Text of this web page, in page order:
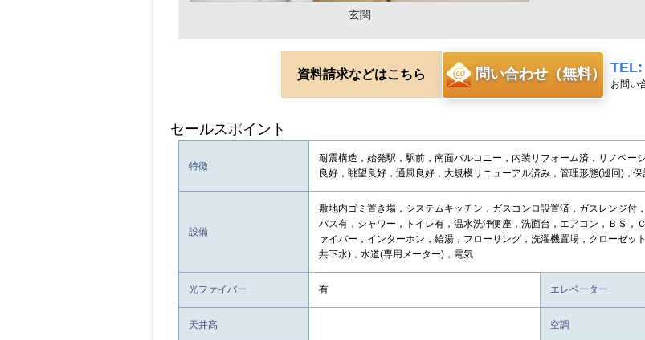
玄関
資料請求などはこちら 問い合わせ（無料） TEL:
お問い
セールスポイント
特徴
耐震構造，始発駅，駅前，南面バルコニー，内装リフォーム済，リノベー
良好，眺望良好，通風良好，大規模リニューアル済み，管理形態(巡回)，
設備
敷地内ゴミ置き場，システムキッチン，ガスコンロ設置済，ガスレンジ付
バス有，シャワー，トイレ有，温水洗浄便座，洗面台，エアコン，ＢＳ，
ァイバー，インターホン，給湯，フローリング，洗濯機置場，クローゼ
共下水)，水道(専用メーター)，電気
光ファイバー 有 エレベーター
天井高 空調